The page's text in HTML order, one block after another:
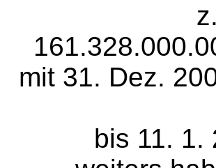
mit 31. Dez.
bis 11. 1.